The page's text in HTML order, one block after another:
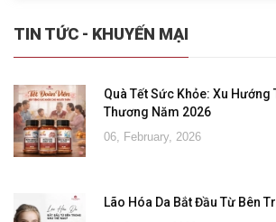
TIN TỨC - KHUYẾN MẠI
Quà Tết Sức Khỏe: Xu Hướng
Thương Năm 2026
06, February, 2026
Lão Hóa Da Bắt Đầu Từ Bên